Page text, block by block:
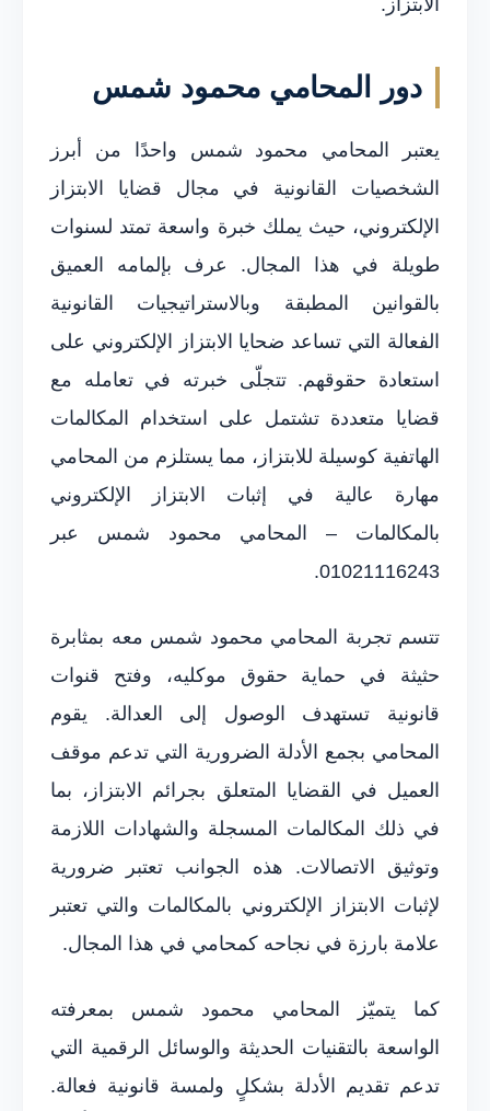
دور المحامي محمود شمس
يعتبر المحامي محمود شمس واحدًا من أبرز
الشخصيات القانونية في مجال قضايا الابتزاز
الإلكتروني، حيث يملك خبرة واسعة تمتد لسنوات
طويلة في هذا المجال. عرف بإلمامه العميق
بالقوانين المطبقة وبالاستراتيجيات القانونية
الفعالة التي تساعد ضحايا الابتزاز الإلكتروني على
استعادة حقوقهم. تتجلّى خبرته في تعامله مع
قضايا متعددة تشتمل على استخدام المكالمات
الهاتفية كوسيلة للابتزاز، مما يستلزم من المحامي
مهارة عالية في إثبات الابتزاز الإلكتروني
بالمكالمات – المحامي محمود شمس عبر
01021116243.
تتسم تجربة المحامي محمود شمس معه بمثابرة
حثيثة في حماية حقوق موكليه، وفتح قنوات
قانونية تستهدف الوصول إلى العدالة. يقوم
المحامي بجمع الأدلة الضرورية التي تدعم موقف
العميل في القضايا المتعلق بجرائم الابتزاز، بما
في ذلك المكالمات المسجلة والشهادات اللازمة
وتوثيق الاتصالات. هذه الجوانب تعتبر ضرورية
لإثبات الابتزاز الإلكتروني بالمكالمات والتي تعتبر
علامة بارزة في نجاحه كمحامي في هذا المجال.
كما يتميّز المحامي محمود شمس بمعرفته
الواسعة بالتقنيات الحديثة والوسائل الرقمية التي
تدعم تقديم الأدلة بشكلٍ ولمسة قانونية فعالة.